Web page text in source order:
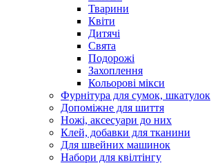
Тварини
Квіти
Дитячі
Свята
Подорожі
Захоплення
Кольорові мікси
Фурнітура для сумок, шкатулок
Допоміжне для шиття
Ножі, аксесуари до них
Клей, добавки для тканини
Для швейних машинок
Набори для квілтінгу